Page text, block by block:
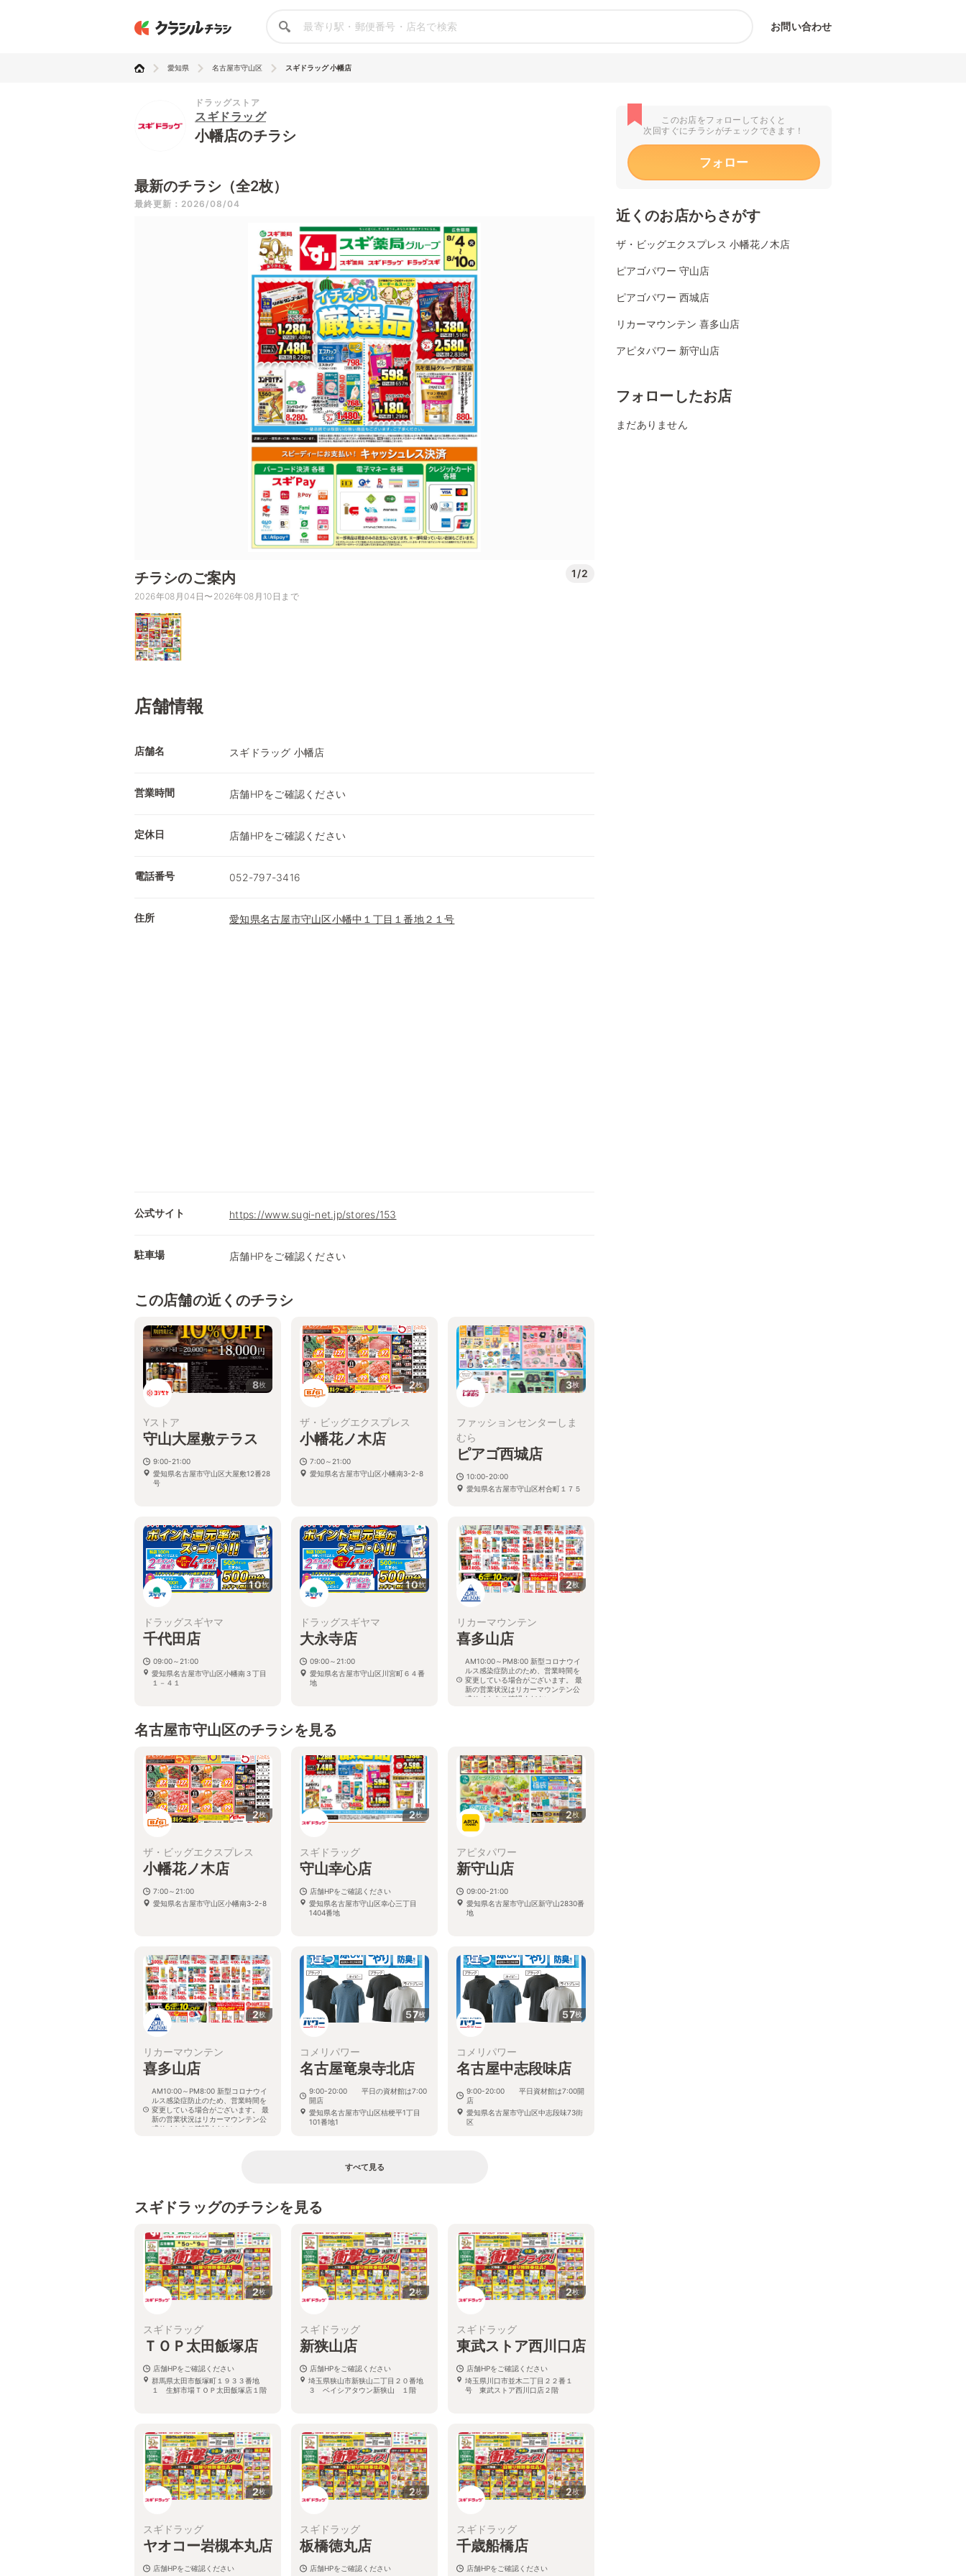
お問い合わせ
愛知県 名古屋市守山区 スギドラッグ 小幡店
ドラッグストア
スギドラッグ
小幡店のチラシ
最新のチラシ（全2枚）
最終更新：2026/08/04
チラシのご案内 1/2
2026年08月04日〜2026年08月10日まで
店舗情報
店舗名 スギドラッグ 小幡店
営業時間 店舗HPをご確認ください
定休日 店舗HPをご確認ください
電話番号 052-797-3416
住所 愛知県名古屋市守山区小幡中１丁目１番地２１号
公式サイト https://www.sugi-net.jp/stores/153
駐車場 店舗HPをご確認ください
この店舗の近くのチラシ
8枚
Yストア
守山大屋敷テラス
9:00-21:00
愛知県名古屋市守山区大屋敷12番28
号
2枚
ザ・ビッグエクスプレス
小幡花ノ木店
7:00～21:00
愛知県名古屋市守山区小幡南3-2-8
3枚
ファッションセンターしま
むら
ピアゴ西城店
10:00-20:00
愛知県名古屋市守山区村合町１７５
10枚
ドラッグスギヤマ
千代田店
09:00～21:00
愛知県名古屋市守山区小幡南３丁目
１－４１
10枚
ドラッグスギヤマ
大永寺店
09:00～21:00
愛知県名古屋市守山区川宮町６４番
地
2枚
リカーマウンテン
喜多山店
AM10:00～PM8:00 新型コロナウイ
ルス感染症防止のため、営業時間を
変更している場合がございます。 最
新の営業状況はリカーマウンテン公
式サイトをご確認ください。
名古屋市守山区のチラシを見る
2枚
ザ・ビッグエクスプレス
小幡花ノ木店
7:00～21:00
愛知県名古屋市守山区小幡南3-2-8
2枚
スギドラッグ
守山幸心店
店舗HPをご確認ください
愛知県名古屋市守山区幸心三丁目
1404番地
2枚
アピタパワー
新守山店
09:00-21:00
愛知県名古屋市守山区新守山2830番
地
2枚
リカーマウンテン
喜多山店
AM10:00～PM8:00 新型コロナウイ
ルス感染症防止のため、営業時間を
変更している場合がございます。 最
新の営業状況はリカーマウンテン公
式サイトをご確認ください。
57枚
コメリパワー
名古屋竜泉寺北店
9:00-20:00 平日の資材館は7:00
開店
愛知県名古屋市守山区桔梗平1丁目
101番地1
57枚
コメリパワー
名古屋中志段味店
9:00-20:00 平日資材館は7:00開
店
愛知県名古屋市守山区中志段味73街
区
すべて見る
スギドラッグのチラシを見る
2枚
スギドラッグ
ＴＯＰ太田飯塚店
店舗HPをご確認ください
群馬県太田市飯塚町１９３３番地
１ 生鮮市場ＴＯＰ太田飯塚店１階
2枚
スギドラッグ
新狭山店
店舗HPをご確認ください
埼玉県狭山市新狭山二丁目２０番地
３ ベイシアタウン新狭山 １階
2枚
スギドラッグ
東武ストア西川口店
店舗HPをご確認ください
埼玉県川口市並木二丁目２２番１
号 東武ストア西川口店２階
2枚
スギドラッグ
ヤオコー岩槻本丸店
店舗HPをご確認ください
2枚
スギドラッグ
板橋徳丸店
店舗HPをご確認ください
2枚
スギドラッグ
千歳船橋店
店舗HPをご確認ください
このお店をフォローしておくと
次回すぐにチラシがチェックできます！
フォロー
近くのお店からさがす
ザ・ビッグエクスプレス 小幡花ノ木店
ピアゴパワー 守山店
ピアゴパワー 西城店
リカーマウンテン 喜多山店
アピタパワー 新守山店
フォローしたお店
まだありません